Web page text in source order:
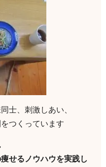
士、刺激しあい、
つくっています
せるノウハウを実践し